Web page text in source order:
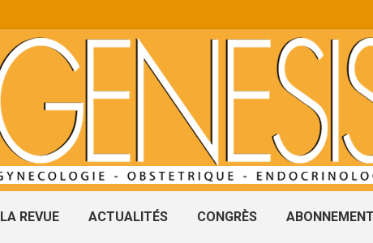
LA REVUE ACTUALITÉS CONGRÈS ABONNEMENT